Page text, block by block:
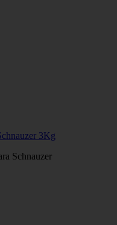
3Kg
Schnauzer